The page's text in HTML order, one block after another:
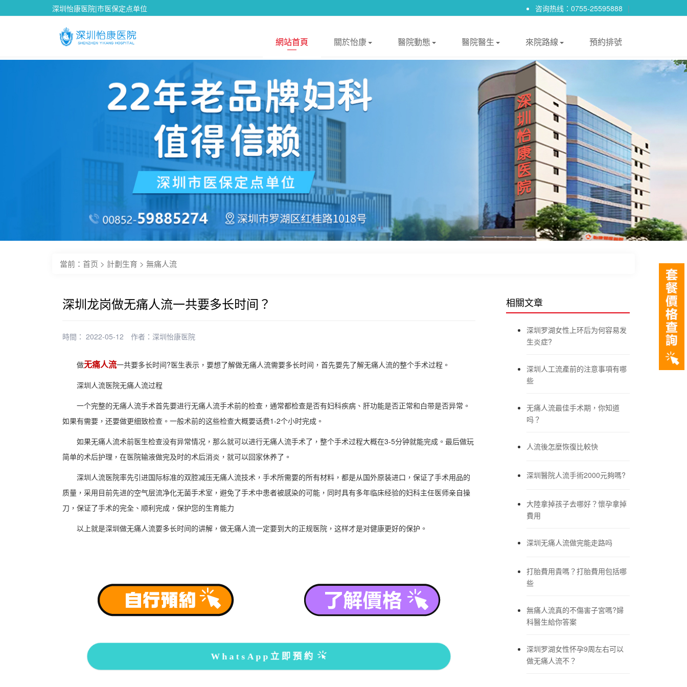
深圳怡康医院|市医保定点单位 咨询热线：0755-25595888 |
網站首頁 關於怡康 醫院動態 醫院醫生 來院路線 預約排號
當前： 首页 > 計劃生育 > 無痛人流
深圳龙岗做无痛人流一共要多长时间？
時間： 2022-05-12 作者： 深圳怡康医院
做无痛人流一共要多长时间?医生表示，要想了解做无痛人流需要多长时间，首先要先了解无痛人流的整个手术过程。
深圳人流医院无痛人流过程
一个完整的无痛人流手术首先要进行无痛人流手术前的检查，通常都检查是否有妇科疾病、肝功能是否正常和白带是否异常。
如果有需要，还要做更细致检查。一般术前的这些检查大概要话费1-2个小时完成。
如果无痛人流术前医生检查没有异常情况，那么就可以进行无痛人流手术了，整个手术过程大概在3-5分钟就能完成。最后做玩
简单的术后护理，在医院输液做完及时的术后消炎，就可以回家休养了。
深圳人流医院率先引进国际标准的双腔减压无痛人流技术，手术所需要的所有材料，都是从国外原装进口，保证了手术用品的
质量，采用目前先进的空气层流净化无菌手术室，避免了手术中患者被感染的可能，同时具有多年临床经验的妇科主任医师亲自操
刀，保证了手术的完全、顺利完成，保护您的生育能力
以上就是深圳做无痛人流要多长时间的讲解，做无痛人流一定要到大的正规医院，这样才是对健康更好的保护。
WhatsApp立即預約
相關文章
深圳罗湖女性上环后为何容易发
生炎症?
深圳人工流產前的注意事項有哪
些
无痛人流最佳手术期，你知道
吗？
人流後怎麼恢復比較快
深圳醫院人流手術2000元夠嗎?
大陸拿掉孩子去哪好？懷孕拿掉
費用
深圳无痛人流做完能走路吗
打胎費用貴嗎？打胎費用包括哪
些
無痛人流真的不傷害子宮嗎?婦
科醫生給你答案
深圳罗湖女性怀孕9周左右可以
做无痛人流不？